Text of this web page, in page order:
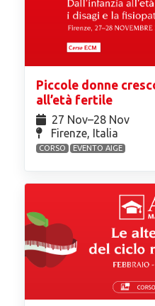
Piccole donne
all’età fertile
27 Nov⁠–28 Nov
Firenze, Italia
CORSO EVENTO AIGE